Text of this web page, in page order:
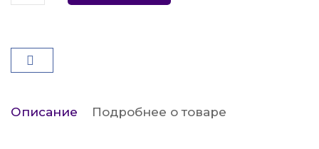
Описание Подробнее о товаре